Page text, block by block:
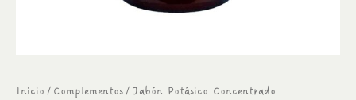
Inicio / Complementos/ Jabón Potásico Concentrado